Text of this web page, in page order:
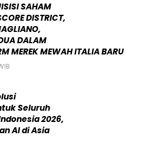
SAHAM
DISTRICT,
DALAM
MEREK MEWAH ITALIA BARU
Seluruh
2026,
AI di Asia